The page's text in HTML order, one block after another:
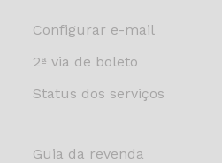
Configurar e-mail
2ª via de boleto
Status dos serviços
Guia da revenda